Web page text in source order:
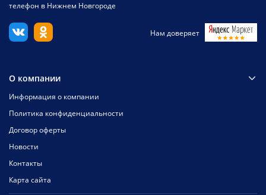
телефон в Нижнем Новгороде
Нам доверяет
О компании
Информация о компании
Политика конфиденциальности
Договор оферты
Новости
Контакты
Карта сайта